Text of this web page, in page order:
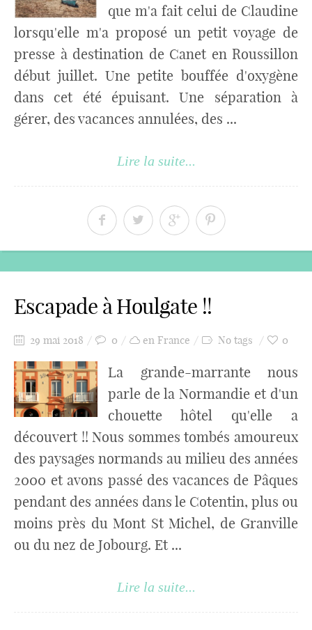
que m'a fait celui de Claudine
lorsqu'elle m'a proposé un petit voyage de
presse à destination de Canet en Roussillon
début juillet. Une petite bouffée d'oxygène
dans cet été épuisant. Une séparation à
gérer, des vacances annulées, des ...
Lire la suite...
Escapade à Houlgate !!
29 mai 2018 0 en France No tags 0
La grande-marrante nous
parle de la Normandie et d'un
chouette hôtel qu'elle a
découvert !! Nous sommes tombés amoureux
des paysages normands au milieu des années
2000 et avons passé des vacances de Pâques
pendant des années dans le Cotentin, plus ou
moins près du Mont St Michel, de Granville
ou du nez de Jobourg. Et ...
Lire la suite...